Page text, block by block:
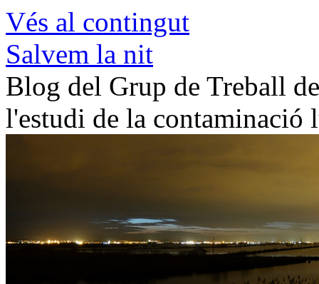
Vés al contingut
Salvem la nit
Blog del Grup de Treball
l'estudi de la contaminació